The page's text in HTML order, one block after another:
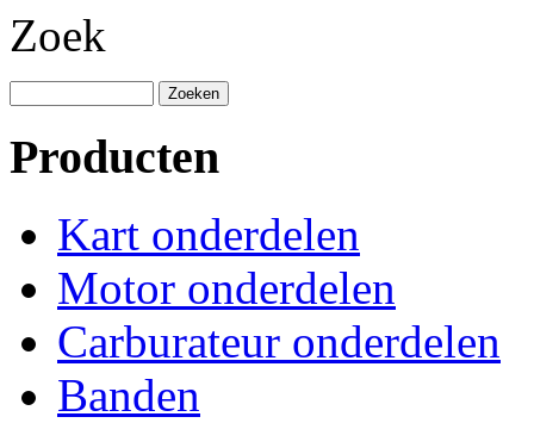
Zoek
Producten
Kart onderdelen
Motor onderdelen
Carburateur onderdelen
Banden